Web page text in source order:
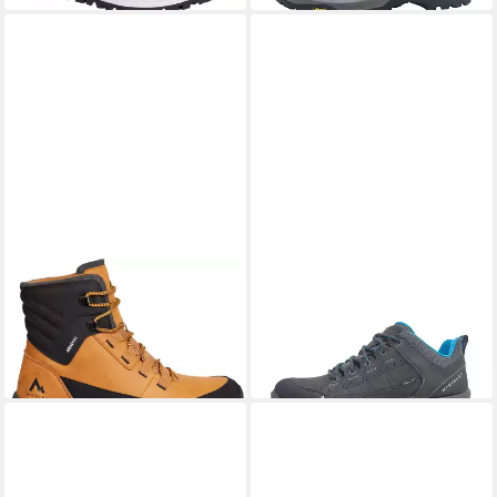
MCKINLEY He.-Après-Stiefel
Ranger II HIGH AQ Sneaker
ab 89,99 € UVP129,99 €
-31%
UVP119,99 €